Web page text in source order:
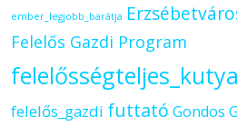
ember_legjobb_barátja
Felelős Gazdi Program
felelős_gazdi futtató Gondos